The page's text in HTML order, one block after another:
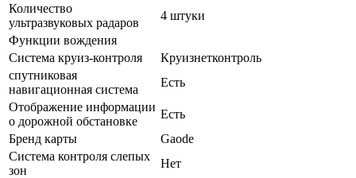
Количество
ультразвуковых радаров
4 штуки
Функции вождения
Система круиз-контроля
Круизнетконтроль
спутниковая
навигационная система
Есть
Отображение информации
о дорожной обстановке
Есть
Бренд карты
Gaode
Система контроля слепых
зон
Нет